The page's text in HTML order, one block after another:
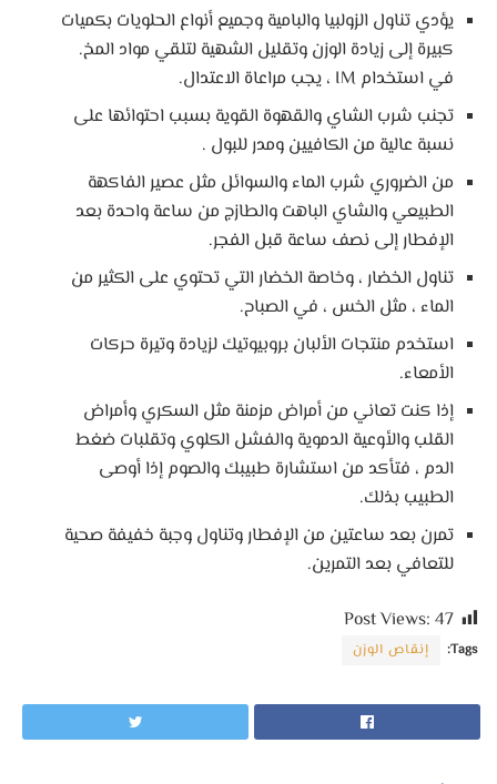
يؤدي تناول الزولبيا والبامية وجميع أنواع الحلويات بكميات
كبيرة إلى زيادة الوزن وتقليل الشهية لتلقي مواد المخ.
في استخدام IM ، يجب مراعاة الاعتدال.
تجنب شرب الشاي والقهوة القوية بسبب احتوائها على
نسبة عالية من الكافيين ومدر للبول .
من الضروري شرب الماء والسوائل مثل عصير الفاكهة
الطبيعي والشاي الباهت والطازج من ساعة واحدة بعد
الإفطار إلى نصف ساعة قبل الفجر.
تناول الخضار ، وخاصة الخضار التي تحتوي على الكثير من
الماء ، مثل الخس ، في الصباح.
استخدم منتجات الألبان بروبيوتيك لزيادة وتيرة حركات
الأمعاء.
إذا كنت تعاني من أمراض مزمنة مثل السكري وأمراض
القلب والأوعية الدموية والفشل الكلوي وتقلبات ضغط
الدم ، فتأكد من استشارة طبيبك والصوم إذا أوصى
الطبيب بذلك.
تمرن بعد ساعتين من الإفطار وتناول وجبة خفيفة صحية
للتعافي بعد التمرين.
Post Views: 47
Tags: إنقاص الوزن